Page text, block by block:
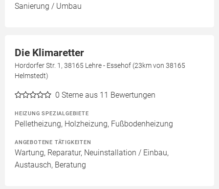
Sanierung / Umbau
Die Klimaretter
Hordorfer Str. 1, 38165 Lehre - Essehof (23km von 38165
Helmstedt)
0 Sterne aus 11 Bewertungen
HEIZUNG SPEZIALGEBIETE
Pelletheizung, Holzheizung, Fußbodenheizung
ANGEBOTENE TÄTIGKEITEN
Wartung, Reparatur, Neuinstallation / Einbau,
Austausch, Beratung